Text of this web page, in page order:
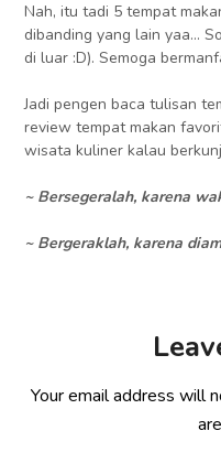
Nah, itu tadi 5 tempat
dibanding yang lain yaa…
di luar :D). Semoga
Jadi pengen baca tulisan
review tempat makan
wisata kuliner kalau
~ Bersegeralah, karena
~ Bergeraklah, karena
Your email address will